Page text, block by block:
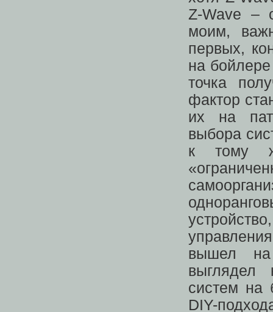
Z-Wave –
моим,
первых,
на
точка
фактор
их на
выбора
к тому
вышел
выглядел
систем на
DIY-